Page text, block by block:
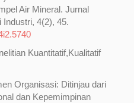
Air Mineral. Jurnal
4(2), 45.
Kuantitatif,Kualitatif
Organisasi: Ditinjau dari
dan Kepemimpinan